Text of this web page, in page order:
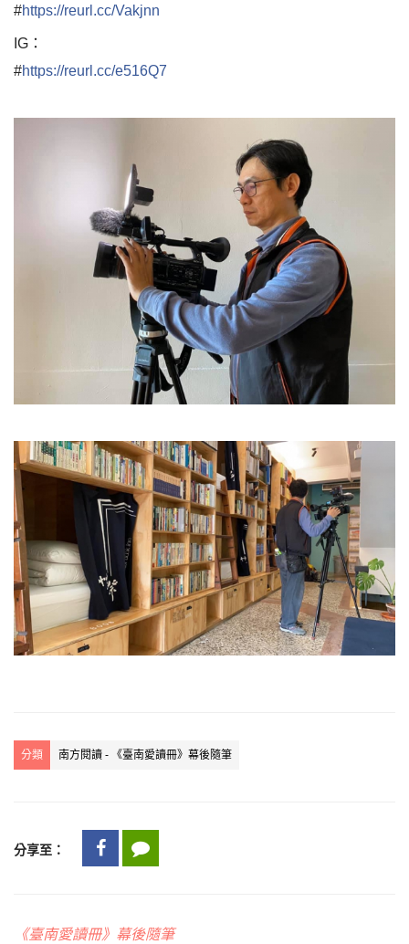
#https://reurl.cc/Vakjnn
IG：
#https://reurl.cc/e516Q7
分類 南方閱讀 - 《臺南愛讀冊》幕後隨筆
分享至：
《臺南愛讀冊》幕後隨筆